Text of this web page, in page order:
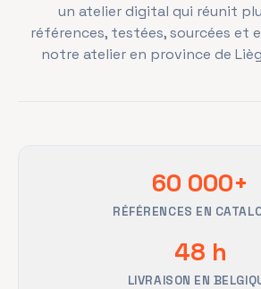
un atelier digital qui réunit
références, testées, sourcées et
notre atelier en province de
60 000+
RÉFÉRENCES EN
48 h
LIVRAISON EN